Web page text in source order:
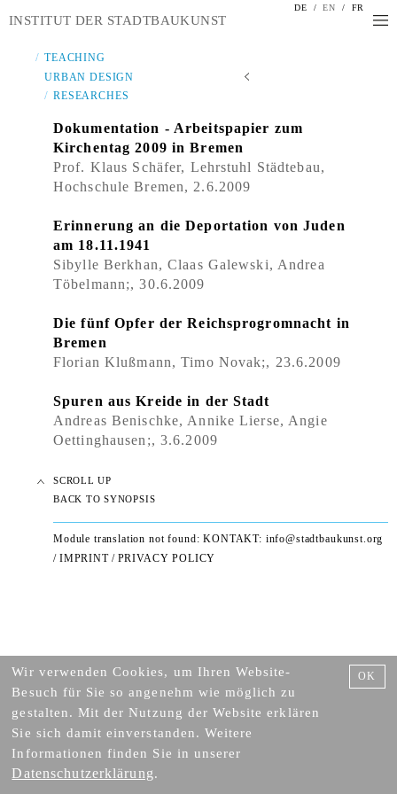
DE / EN / FR
INSTITUT DER STADTBAUKUNST
TEACHING
URBAN DESIGN
RESEARCHES
Dokumentation - Arbeitspapier zum
Kirchentag 2009 in Bremen
Prof. Klaus Schäfer, Lehrstuhl Städtebau,
Hochschule Bremen, 2.6.2009
Erinnerung an die Deportation von Juden
am 18.11.1941
Sibylle Berkhan, Claas Galewski, Andrea
Töbelmann;, 30.6.2009
Die fünf Opfer der Reichsprogromnacht in
Bremen
Florian Klußmann, Timo Novak;, 23.6.2009
Spuren aus Kreide in der Stadt
Andreas Benischke, Annike Lierse, Angie
Oettinghausen;, 3.6.2009
SCROLL UP
BACK TO SYNOPSIS
Module translation not found: KONTAKT: info@stadtbaukunst.org
/ IMPRINT / PRIVACY POLICY
Wir verwenden Cookies, um Ihren Website-
Besuch für Sie so angenehm wie möglich zu
gestalten. Mit der Nutzung der Website erklären
Sie sich damit einverstanden. Weitere
Informationen finden Sie in unserer
Datenschutzerklärung.
OK